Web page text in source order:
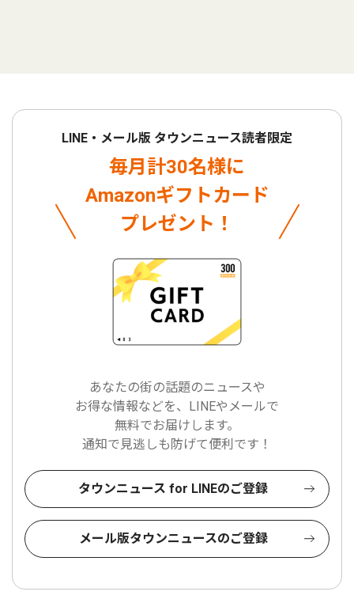
LINE・メール版 タウンニュース読者限定
毎月計30名様に
Amazonギフトカード
プレゼント！
あなたの街の話題のニュースや
お得な情報などを、LINEやメールで
無料でお届けします。
通知で見逃しも防げて便利です！
タウンニュース for LINEのご登録
メール版タウンニュースのご登録